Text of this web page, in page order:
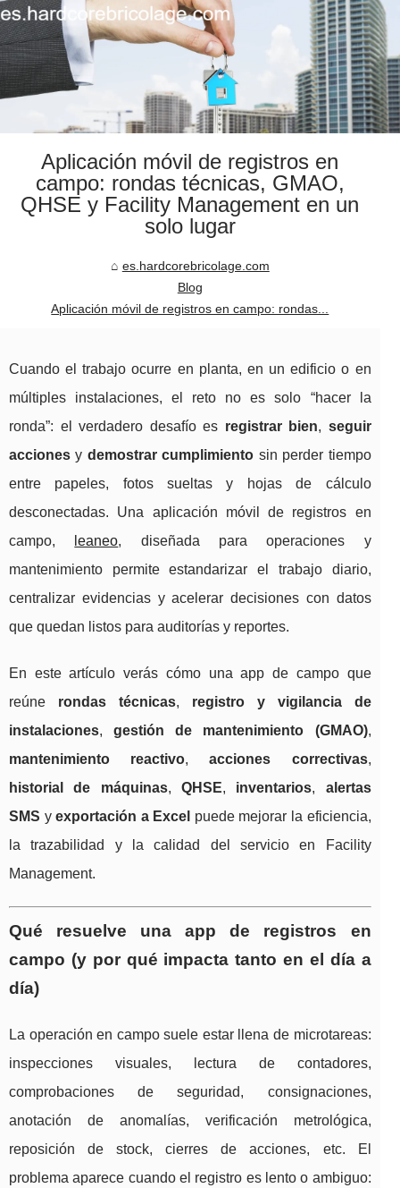
Aplicación móvil de registros en
campo: rondas técnicas, GMAO,
QHSE y Facility Management en un
solo lugar
es.hardcorebricolage.com
Blog
Aplicación móvil de registros en campo: rondas...
Cuando el trabajo ocurre en planta, en un edificio o en
múltiples instalaciones, el reto no es solo “hacer la
ronda”: el verdadero desafío es registrar bien, seguir
acciones y demostrar cumplimiento sin perder tiempo
entre papeles, fotos sueltas y hojas de cálculo
desconectadas. Una aplicación móvil de registros en
campo,
leaneo, diseñada para operaciones y
mantenimiento permite estandarizar el trabajo diario,
centralizar evidencias y acelerar decisiones con datos
que quedan listos para auditorías y reportes.
En este artículo verás cómo una app de campo que
reúne rondas técnicas, registro y vigilancia de
instalaciones,gestión de mantenimiento (GMAO),
mantenimiento reactivo,acciones correctivas,
historial de máquinas, QHSE, inventarios, alertas
SMS yexportación a Excel puede mejorar la eficiencia,
la trazabilidad y la calidad del servicio en Facility
Management.
Qué resuelve una app de registros en
campo (y por qué impacta tanto en el día a
día)
La operación en campo suele estar llena de microtareas:
inspecciones visuales, lectura de contadores,
comprobaciones de seguridad, consignaciones,
anotación de anomalías, verificación metrológica,
reposición de stock, cierres de acciones, etc. El
problema aparece cuando el registro es lento o ambiguo: